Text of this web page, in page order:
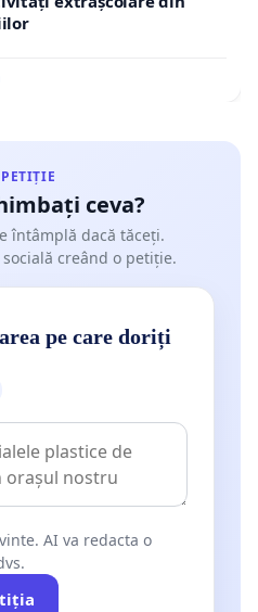
ceva?
întâmplă dacă tăceți.
creând o petiție.
pe care doriți
AI va redacta o